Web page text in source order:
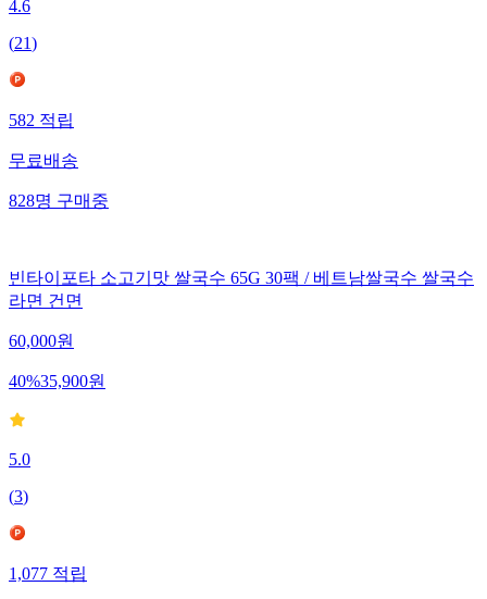
4.6
(21)
582적립
무료배송
828명구매중
빈타이포타 소고기맛 쌀국수 65G 30팩 / 베트남쌀국수 쌀국수
라면 건면
60,000원
40%35,900원
5.0
(3)
1,077적립